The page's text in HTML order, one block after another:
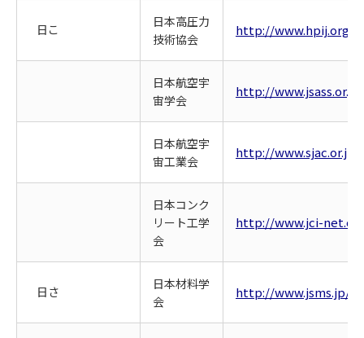
日こ
日本高圧力
技術協会
http://www.hpij.org/
日本航空宇
宙学会
http://www.jsass.or.jp/
日本航空宇
宙工業会
http://www.sjac.or.jp/
日本コンク
リート工学
会
http://www.jci-
日さ
日本材料学
会
http://www.jsms.jp/